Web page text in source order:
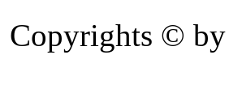
Copyrights © by